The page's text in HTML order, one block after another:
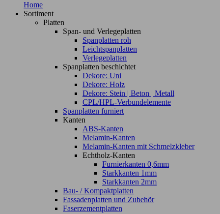
Home
Sortiment
Platten
Span- und Verlegeplatten
Spanplatten roh
Leichtspanplatten
Verlegeplatten
Spanplatten beschichtet
Dekore: Uni
Dekore: Holz
Dekore: Stein | Beton | Metall
CPL/HPL-Verbundelemente
Spanplatten furniert
Kanten
ABS-Kanten
Melamin-Kanten
Melamin-Kanten mit Schmelzkleber
Echtholz-Kanten
Furnierkanten 0,6mm
Starkkanten 1mm
Starkkanten 2mm
Bau- / Kompaktplatten
Fassadenplatten und Zubehör
Faserzementplatten